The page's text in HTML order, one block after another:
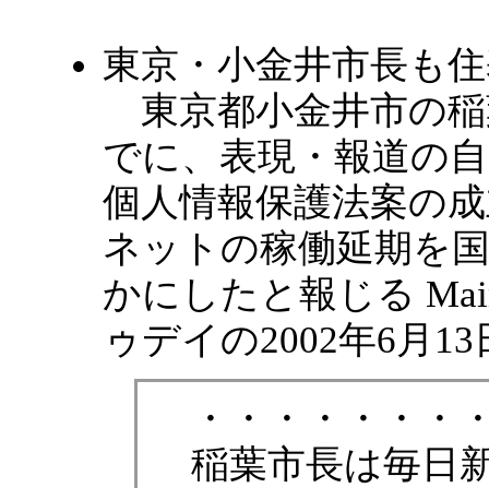
東京・小金井市長も
東京都小金井市の稲
でに、表現・報道の
個人情報保護法案の
ネットの稼働延期を
かにしたと報じる
ゥデイの2002年6月
・・・・・・・
稲葉市長は毎日